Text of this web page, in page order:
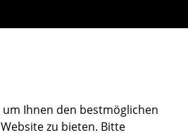
Ihnen den bestmöglichen
zu bieten. Bitte